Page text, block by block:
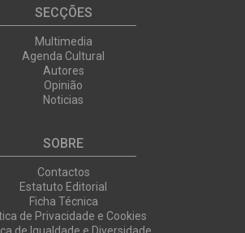
SECÇÕES
Multimedia
Agenda Cultural
Autores
Opinião
Noticias
SOBRE
Contactos
Estatuto Editorial
Ficha Técnica
de Privacidade e Cookies